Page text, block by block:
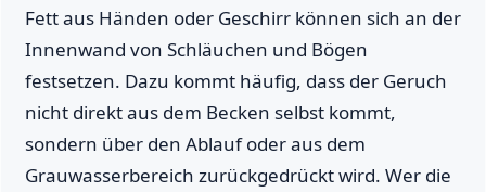
Fett aus Händen oder Geschirr können sich an der
Innenwand von Schläuchen und Bögen
festsetzen. Dazu kommt häufig, dass der Geruch
nicht direkt aus dem Becken selbst kommt,
sondern über den Ablauf oder aus dem
Grauwasserbereich zurückgedrückt wird. Wer die